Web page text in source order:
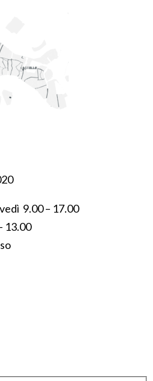
9.00 – 17.00
13.00